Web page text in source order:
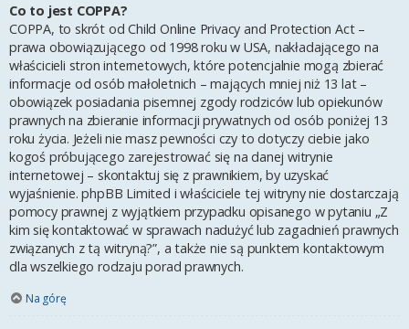
Co to jest COPPA?
COPPA, to skrót od Child Online Privacy and Protection Act –
prawa obowiązującego od 1998 roku w USA, nakładającego na
właścicieli stron internetowych, które potencjalnie mogą zbierać
informacje od osób małoletnich – mających mniej niż 13 lat –
obowiązek posiadania pisemnej zgody rodziców lub opiekunów
prawnych na zbieranie informacji prywatnych od osób poniżej 13
roku życia. Jeżeli nie masz pewności czy to dotyczy ciebie jako
kogoś próbującego zarejestrować się na danej witrynie
internetowej – skontaktuj się z prawnikiem, by uzyskać
wyjaśnienie. phpBB Limited i właściciele tej witryny nie dostarczają
pomocy prawnej z wyjątkiem przypadku opisanego w pytaniu „Z
kim się kontaktować w sprawach nadużyć lub zagadnień prawnych
związanych z tą witryną?”, a także nie są punktem kontaktowym
dla wszelkiego rodzaju porad prawnych.
Na górę